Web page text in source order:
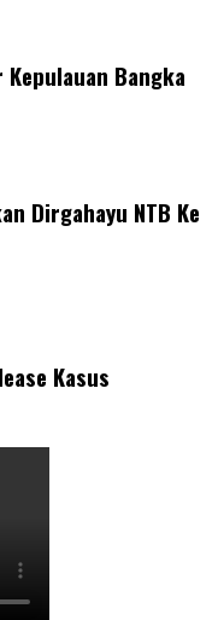
Bangka
Dirgahayu NTB Ke
Kasus